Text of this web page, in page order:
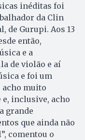
inéditas foi
da Clin
de Gurupi. Aos 13
então,
e a
de violão e aí
e foi um
acho muito
inclusive, acho
grande
que ainda não
comentou o